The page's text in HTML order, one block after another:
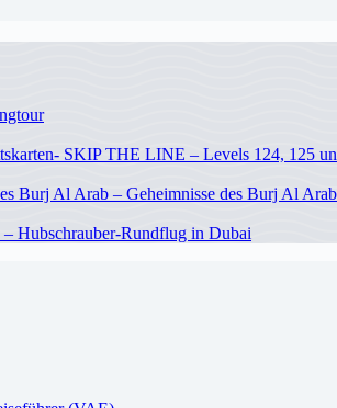
SKIP THE LINE – Levels 124, 125
Burj Al Arab – Geheimnisse des Burj Al
Hubschrauber-Rundflug in Dubai